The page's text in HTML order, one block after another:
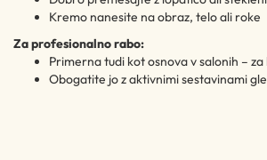
Kremo nanesite na obraz, telo ali roke
Za profesionalno rabo:
Primerna tudi kot osnova v salonih –
Obogatite jo z aktivnimi sestavinami